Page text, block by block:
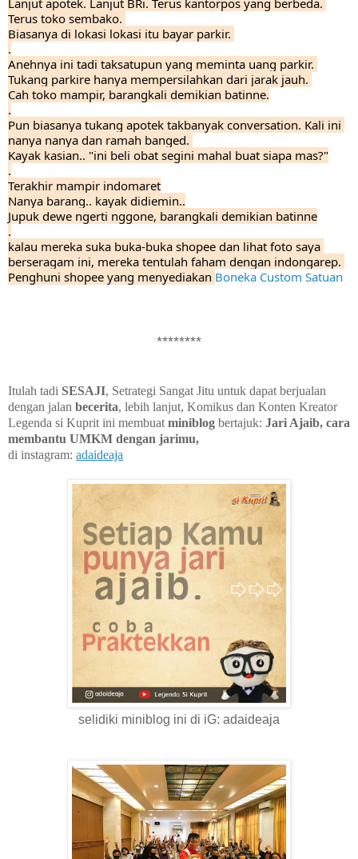
Terus toko sembako.
Biasanya di lokasi lokasi itu bayar parkir.
.
Anehnya ini tadi taksatupun yang meminta uang parkir.
Tukang parkire hanya mempersilahkan dari jarak jauh.
Cah toko mampir, barangkali demikian batinne.
.
Pun biasanya tukang apotek takbanyak conversation. Kali ini
nanya nanya dan ramah banged.
Kayak kasian.. "ini beli obat segini mahal buat siapa mas?"
.
Terakhir mampir indomaret
Nanya barang.. kayak didiemin..
Jupuk dewe ngerti nggone, barangkali demikian batinne
.
kalau mereka suka buka-buka shopee dan lihat foto saya
berseragam ini, mereka tentulah faham dengan indongarep.
Penghuni shopee yang menyediakan Boneka Custom Satuan
********
Itulah tadi SESAJI, Setrategi Sangat Jitu untuk dapat berjualan
dengan jalan becerita, lebih lanjut, Komikus dan Konten Kreator
Legenda si Kuprit ini membuat miniblog bertajuk: Jari Ajaib, cara
membantu UMKM dengan jarimu,
di instagram: adaideaja
selidiki miniblog ini di iG: adaideaja